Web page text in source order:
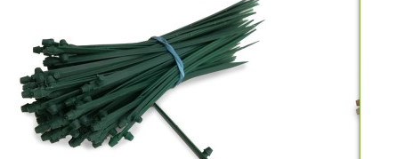
visibility visibility